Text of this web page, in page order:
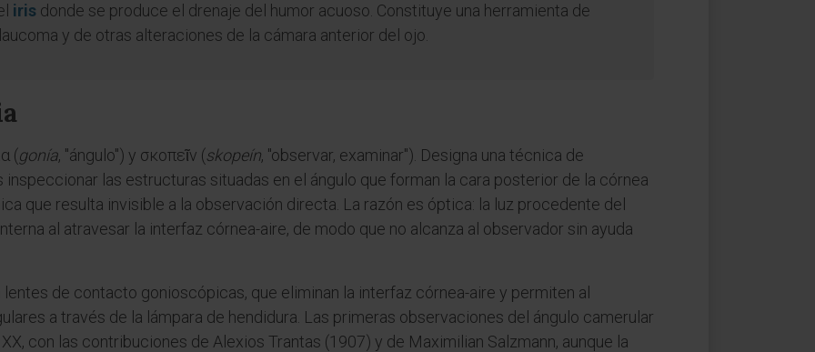
iris donde se produce el drenaje del humor acuoso. Constituye una herramienta de
y de otras alteraciones de la cámara anterior del ojo.
(gonía, "ángulo") y σκοπεῖν (skopeín, "observar, examinar"). Designa una técnica de
las estructuras situadas en el ángulo que forman la cara posterior de la córnea
que resulta invisible a la observación directa. La razón es óptica: la luz procedente del
al atravesar la interfaz córnea-aire, de modo que no alcanza al observador sin ayuda
de contacto gonioscópicas, que eliminan la interfaz córnea-aire y permiten al
a través de la lámpara de hendidura. Las primeras observaciones del ángulo camerular
con las contribuciones de Alexios Trantas (1907) y de Maximilian Salzmann, aunque la